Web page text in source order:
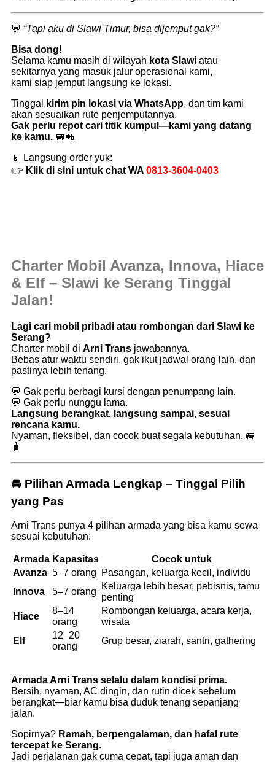
💬 “Tapi aku di Slawi Timur, bisa dijemput gak?”
Bisa dong!
Selama kamu masih di wilayah kota Slawi atau
sekitarnya yang masuk jalur operasional kami,
kami siap jemput langsung ke lokasi.
Tinggal
kirim pin lokasi via WhatsApp, dan tim kami
akan sesuaikan rute penjemputannya.
Gak perlu repot cari titik kumpul—kami yang datang
ke kamu. 🚐📲
📱 Langsung order yuk:
👉 Klik di sini untuk chat WA 0813-3604-0403
Charter Mobil Avanza, Innova, Hiace
& Elf – Slawi ke Serang Tinggal
Jalan!
Lagi cari mobil pribadi atau rombongan dari Slawi ke
Serang?
Charter mobil di Arni Trans jawabannya.
Bebas atur waktu sendiri, gak ikut jadwal orang lain, dan
pastinya lebih tenang.
💬 Gak perlu berbagi kursi dengan penumpang lain.
💬 Gak perlu nunggu lama.
Langsung berangkat, langsung sampai, sesuai
rencana kamu.
Nyaman, fleksibel, dan cocok buat segala kebutuhan. 🚐
🧳
🚘 Pilihan Armada Lengkap – Tinggal Pilih
yang Pas
Arni Trans punya 4 pilihan armada yang bisa kamu sewa
sesuai kebutuhan:
Armada Kapasitas
Cocok untuk
Avanza 5–7 orang
Pasangan, keluarga kecil, individu
Innova
5–7 orang
Keluarga lebih besar, pebisnis, tamu
penting
Hiace
8–14
orang
Rombongan keluarga, acara kerja,
wisata
Elf
12–20
orang
Grup besar, ziarah, santri, gathering
Armada Arni Trans selalu dalam kondisi prima.
Bersih, nyaman, AC dingin, dan rutin dicek sebelum
berangkat—biar kamu bisa duduk tenang sepanjang
jalan.
Sopirnya? Ramah, berpengalaman, dan hafal rute
tercepat ke Serang.
Jadi perjalanan gak cuma cepat, tapi juga aman dan